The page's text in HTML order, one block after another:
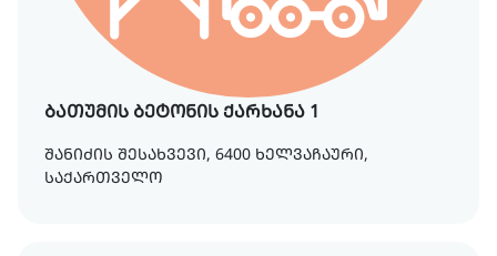
ბათუმის ბეტონის ქარხანა 1
შანიძის შესახვევი, 6400 ხელვაჩაური,
საქართველო